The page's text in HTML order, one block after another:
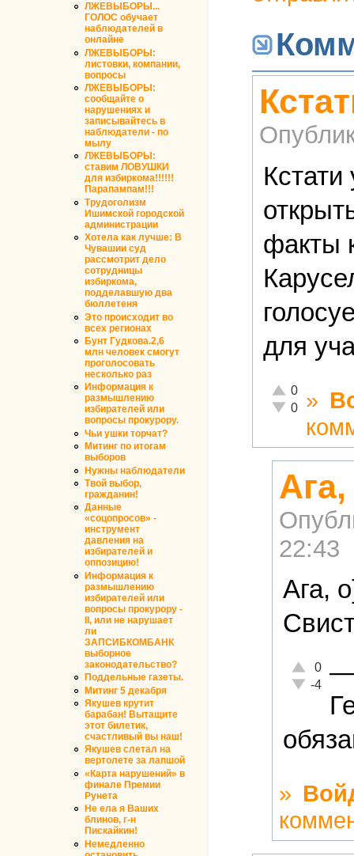
ЛЖЕВЫБОРЫ...
ГОЛОС обучает
наблюдателей в
онлайне
ЛЖЕВЫБОРЫ:
листовки, компании,
вопросы
ЛЖЕВЫБОРЫ:
сообщайте о
нарушениях и
записывайтесь в
наблюдатели - по
мылу
ЛЖЕВЫБОРЫ:
ставим ЛОВУШКИ
для избиркома!!!!!!
Парапампам!!!
Трудоголизм
Ишимской городской
администрации
Хотела как лучше: В
Чувашии суд
рассмотрит дело
сотрудницы
избиркома,
подделавшую два
бюллетеня
Это происходит во
всех регионах
Бунт Гудкова.2,6
млн человек смогут
проголосовать
несколько раз
Информация к
размышлению
избирателей или
вопросы прокурору.
Чьи ушки торчат?
Митинг по итогам
выборов
Нужны наблюдатели
Твой выбор,
гражданин!
Данные
«соцопросов» -
инструмент
давления на
избирателей и
оппозицию!
Информация к
размышлению
избирателей или
вопросы прокурору -
II, или не нарушает
ли
ЗАПСИБКОМБАНК
выборное
законодательство?
Поддельные газеты.
Митинг 5 декабря
Якушев крутит
барабан! Вытащите
этот билетик,
счастливый вы наш!
Якушев слетал на
вертолете за лапшой
«Карта нарушений» в
финале Премии
Рунета
Не ела я Ваших
блинов, г-н
Пискайкин!
Немедленно
факты
для
Отлично!
0
Неадекватно!
0 »
22:43
Ага,
Отлично!
0
-4
»